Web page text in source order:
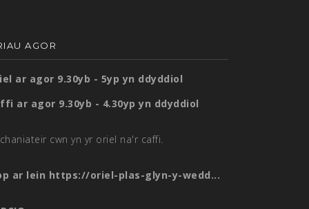
AGOR
ar agor 9.30yb - 5yp yn ddyddiol
ar agor 9.30yb - 4.30yp yn ddyddiol
cwn yn yr oriel na'r caffi.
ar lein https://oriel-plas-glyn-y-wedd...